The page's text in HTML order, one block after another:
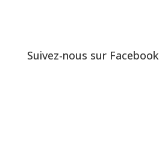
Suivez-nous sur Facebook